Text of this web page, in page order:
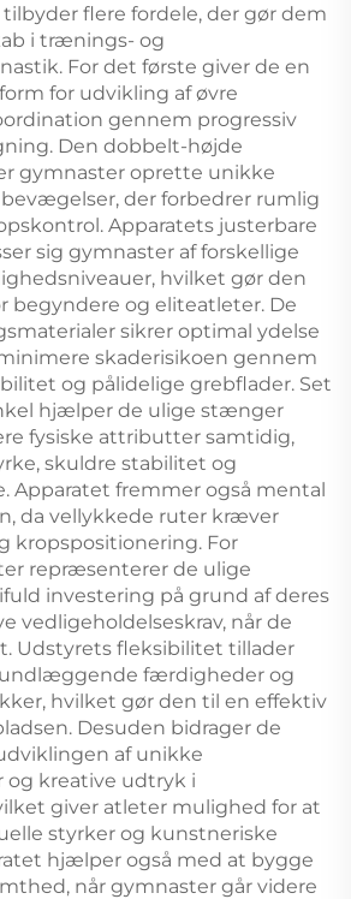
flere fordele, der gør dem
i trænings- og
For det første giver de en
for udvikling af øvre
gennem progressiv
Den dobbelt-højde
gymnaster oprette unikke
der forbedrer rumlig
Apparatets justerbare
sig gymnaster af forskellige
hvilket gør den
begyndere og eliteatleter. De
sikrer optimal ydelse
skaderisikoen gennem
og pålidelige grebflader. Set
hjælper de ulige stænger
fysiske attributter samtidig,
skuldre stabilitet og
Apparatet fremmer også mental
da vellykkede ruter kræver
kropspositionering. For
repræsenterer de ulige
investering på grund af deres
vedligeholdelseskrav, når de
Udstyrets fleksibilitet tillader
færdigheder og
hvilket gør den til en effektiv
Desuden bidrager de
af unikke
og kreative udtryk i
giver atleter mulighed for at
styrker og kunstneriske
hjælper også med at bygge
når gymnaster går videre